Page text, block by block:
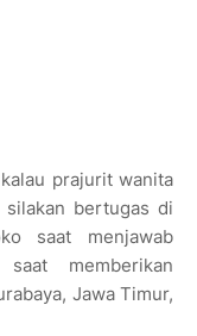
prajurit wanita
bertugas di
saat menjawab
memberikan
Jawa Timur,